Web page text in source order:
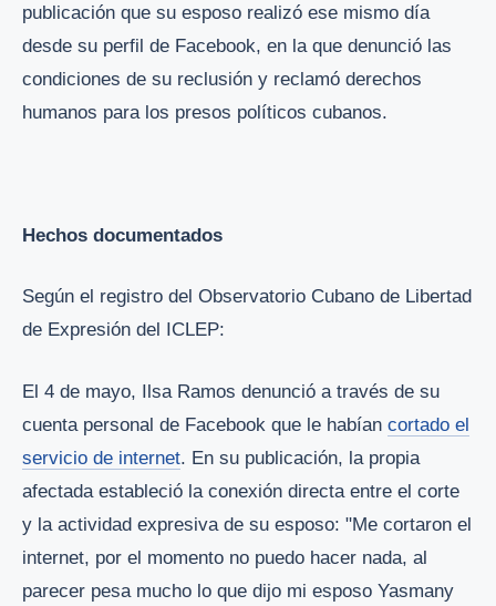
publicación que su esposo realizó ese mismo día
desde su perfil de Facebook, en la que denunció las
condiciones de su reclusión y reclamó derechos
humanos para los presos políticos cubanos.
Hechos documentados
Según el registro del Observatorio Cubano de Libertad
de Expresión del ICLEP:
El 4 de mayo, Ilsa Ramos denunció a través de su
cuenta personal de Facebook que le habían cortado el
servicio de internet. En su publicación, la propia
afectada estableció la conexión directa entre el corte
y la actividad expresiva de su esposo: "Me cortaron el
internet, por el momento no puedo hacer nada, al
parecer pesa mucho lo que dijo mi esposo Yasmany